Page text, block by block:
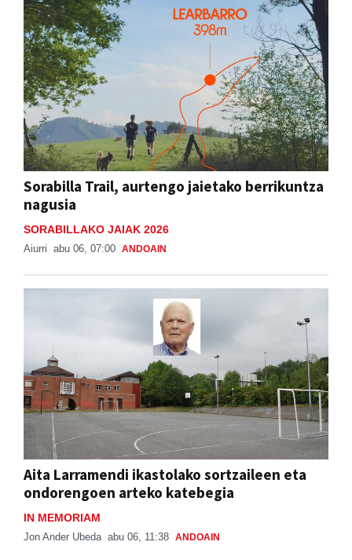
Sorabilla Trail, aurtengo jaietako berrikuntza
nagusia
SORABILLAKO JAIAK 2026
Aiurri abu 06, 07:00 ANDOAIN
Aita Larramendi ikastolako sortzaileen eta
ondorengoen arteko katebegia
IN MEMORIAM
Jon Ander Ubeda abu 06, 11:38 ANDOAIN